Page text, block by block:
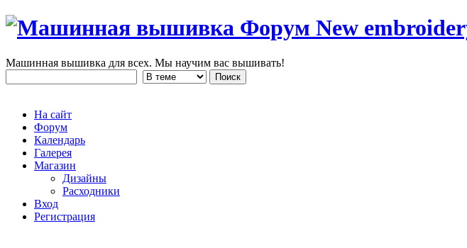
Машинная вышивка для всех. Мы научим вас вышивать!
На сайт
Форум
Календарь
Галерея
Магазин
Дизайны
Расходники
Вход
Регистрация